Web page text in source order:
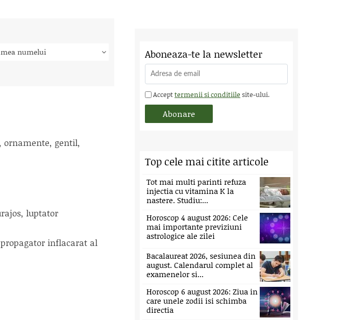
numelui
ornamente, gentil,
luptator
inflacarat al
Aboneaza-te la newsletter
Accepttermenii si conditiile site-ului.
Top cele mai citite articole
Tot mai multi parinti refuza
injectia cu vitamina K la
nastere. Studiu:...
Horoscop 4 august 2026: Cele
mai importante previziuni
astrologice ale zilei
Bacalaureat 2026, sesiunea din
august. Calendarul complet al
examenelor si...
Horoscop 6 august 2026: Ziua in
care unele zodii isi schimba
directia